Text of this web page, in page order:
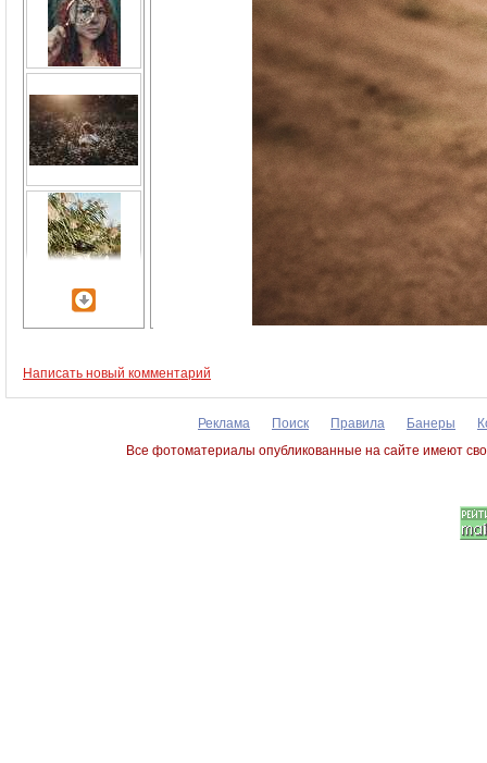
Написать новый комментарий
Реклама Поиск Правила Банеры
Все фотоматериалы опубликованные на сайте имеют